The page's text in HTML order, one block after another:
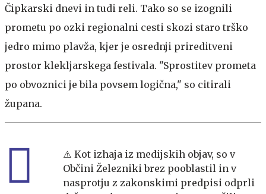
Čipkarski dnevi in tudi reli. Tako so se izognili
prometu po ozki regionalni cesti skozi staro trško
jedro mimo plavža, kjer je osrednji prireditveni
prostor klekljarskega festivala. "Sprostitev prometa
po obvoznici je bila povsem logična," so citirali
župana.
⚠️ Kot izhaja iz medijskih objav, so v
Občini Železniki brez pooblastil in v
nasprotju z zakonskimi predpisi odprli